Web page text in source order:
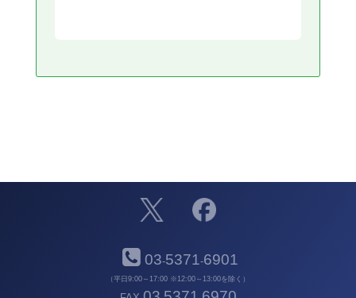
03-5371-6901
（平日9:00～17:00 ※12:00～13:00を除く）